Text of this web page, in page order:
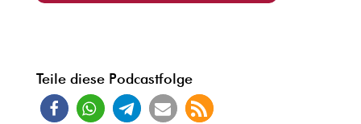
Teile diese Podcastfolge